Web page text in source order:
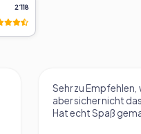
2‘118
Sehr zu Empfehlen,
aber sicher nicht
Hat echt Spaß